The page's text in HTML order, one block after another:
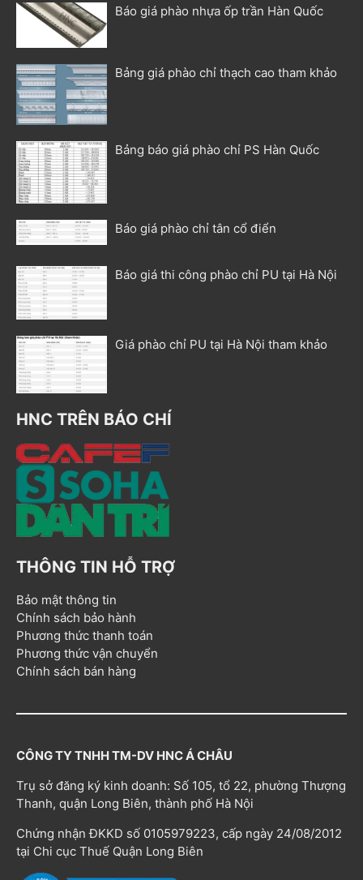
Báo giá phào nhựa ốp trần Hàn Quốc
Bảng giá phào chỉ thạch cao tham khảo
Bảng báo giá phào chỉ PS Hàn Quốc
Báo giá phào chỉ tân cổ điển
Báo giá thi công phào chỉ PU tại Hà Nội
Giá phào chỉ PU tại Hà Nội tham khảo
HNC TRÊN BÁO CHÍ
THÔNG TIN HỖ TRỢ
Bảo mật thông tin
Chính sách bảo hành
Phương thức thanh toán
Phương thức vận chuyển
Chính sách bán hàng
CÔNG TY TNHH TM-DV HNC Á CHÂU
Trụ sở đăng ký kinh doanh: Số 105, tổ 22, phường Thượng
Thanh, quận Long Biên, thành phố Hà Nội
Chứng nhận ĐKKD số 0105979223, cấp ngày 24/08/2012
tại Chi cục Thuế Quận Long Biên